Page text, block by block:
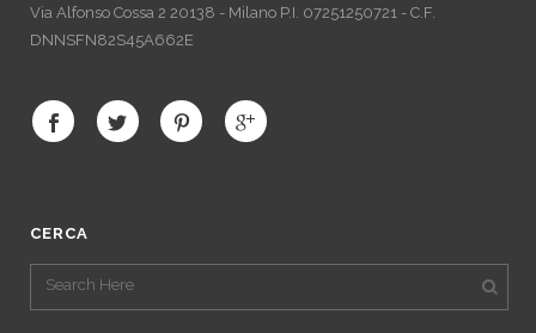
Via Alfonso Cossa 2 20138 - Milano P.I. 07251250721 - C.F.
DNNSFN82S45A662E
CERCA